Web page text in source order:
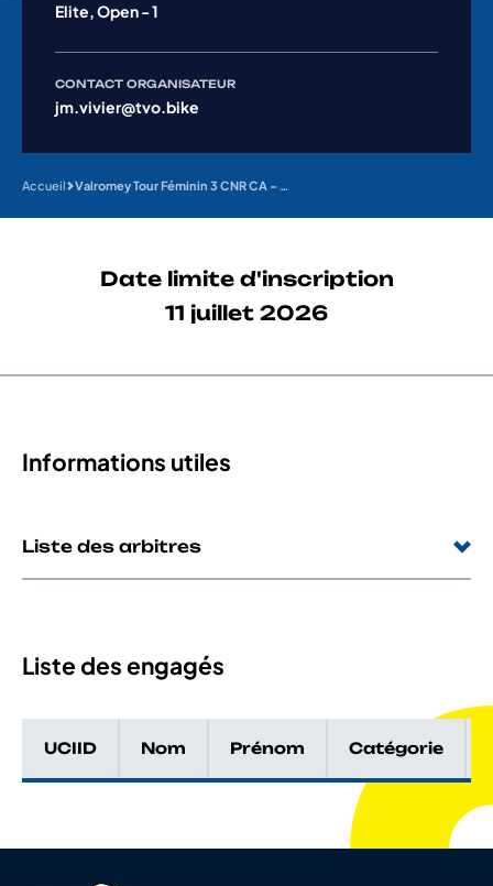
Elite, Open - 1
CONTACT ORGANISATEUR
jm.vivier@tvo.bike
Accueil Valromey Tour Féminin 3 CNR CA – Montée du Grand Colombier
Date limite d'inscription
11 juillet 2026
Informations utiles
Liste des arbitres
Liste des engagés
UCIID Nom Prénom Catégorie